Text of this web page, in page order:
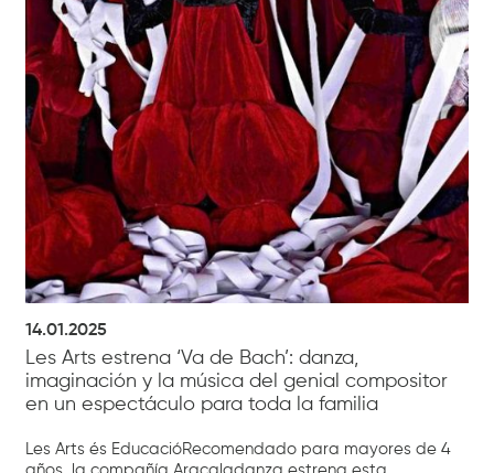
14.01.2025
Les Arts estrena ‘Va de Bach’: danza,
imaginación y la música del genial compositor
en un espectáculo para toda la familia
Les Arts és EducacióRecomendado para mayores de 4